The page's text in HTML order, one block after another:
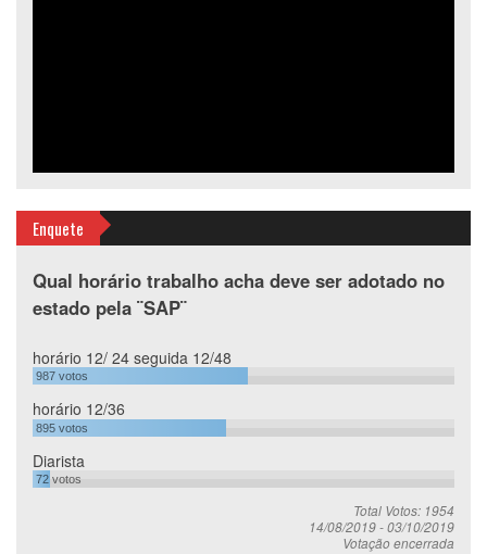
Enquete
Qual horário trabalho acha deve ser adotado no
estado pela ¨SAP¨
horário 12/ 24 seguida 12/48
987votos
horário 12/36
895votos
Diarista
72votos
Total Votos: 1954
14/08/2019-03/10/2019
Votação encerrada